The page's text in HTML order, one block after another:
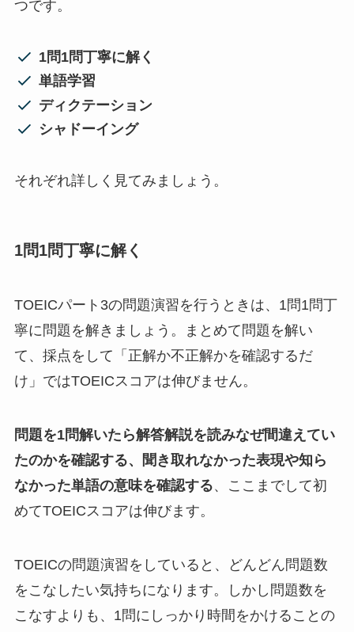
つです。
1問1問丁寧に解く
単語学習
ディクテーション
シャドーイング
それぞれ詳しく見てみましょう。
1問1問丁寧に解く
TOEICパート3の問題演習を行うときは、1問1問丁
寧に問題を解きましょう。まとめて問題を解い
て、採点をして「正解か不正解かを確認するだ
け」ではTOEICスコアは伸びません。
問題を1問解いたら解答解説を読みなぜ間違えてい
たのかを確認する、聞き取れなかった表現や知ら
なかった単語の意味を確認する、ここまでして初
めてTOEICスコアは伸びます。
TOEICの問題演習をしていると、どんどん問題数
をこなしたい気持ちになります。しかし問題数を
こなすよりも、1問にしっかり時間をかけることの